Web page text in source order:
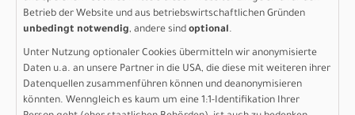
Reifengrösse: 29"/27.5
Vorbau: Deity, 35mm clamp, 35mm length
backsweep, 810 width, S2: 25mm rise: S3-S6: 38mm rise
Lenkergriffe
: Deity, Knuckleduster, Black
Sattel: Bridge Comp, Hollow Cr-mo rails, S1-S2: 155mm,
S3-S6: 143mm
Betrieb der Website und aus betriebswirtschaftlichen Gründen
unbedingt notwendig, andere sind optional.
Unter Nutzung optionaler Cookies übermitteln wir anonymisierte
Daten u.a. an unsere Partner in die USA, die diese mit weiteren ihrer
Datenquellen zusammenführen können und deanonymisieren
könnten. Wenngleich es kaum um eine 1:1-Identifikation Ihrer